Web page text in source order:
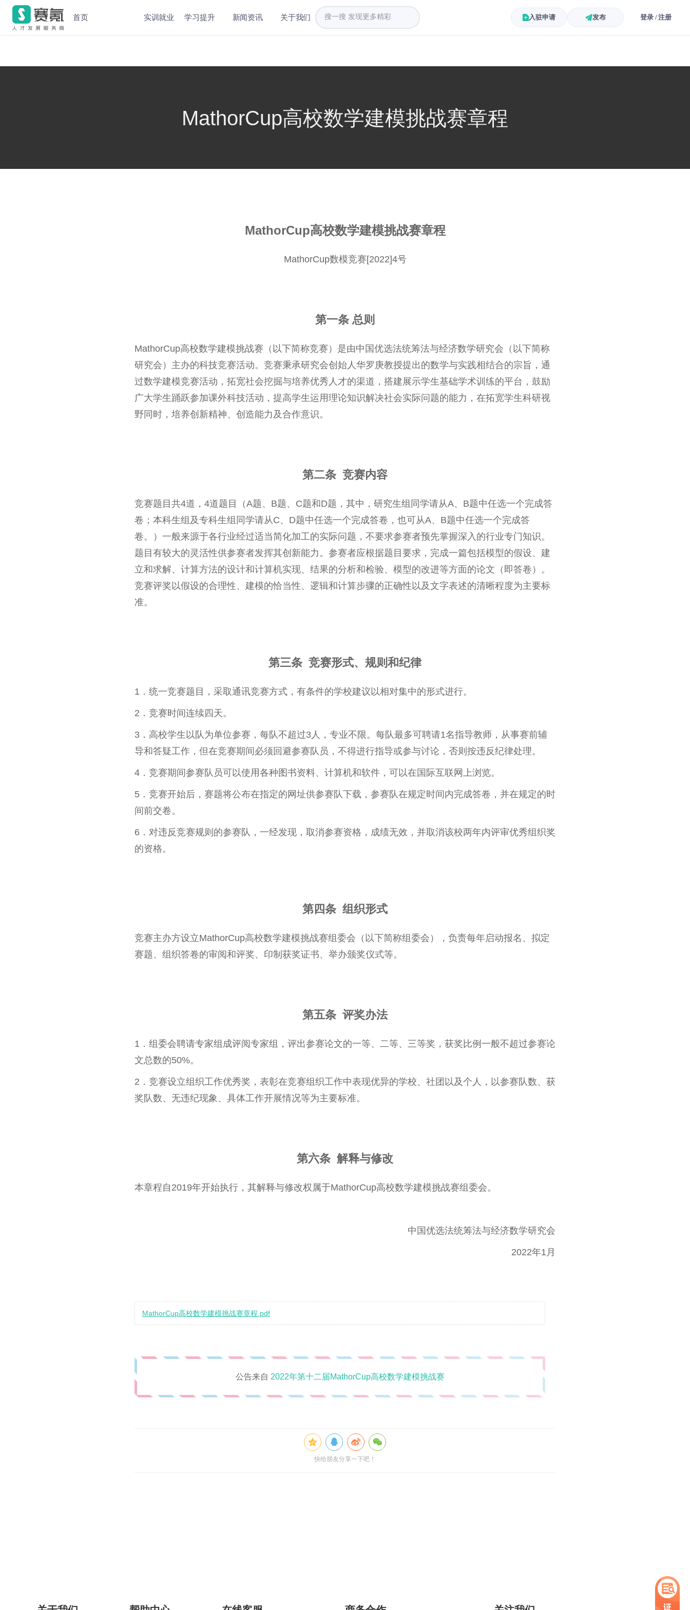
首页 实训就业 学习提升 新闻资讯 关于我们 入驻申请 发布 登录 / 注册
MathorCup高校数学建模挑战赛章程
MathorCup高校数学建模挑战赛章程
MathorCup数模竞赛[2022]4号
第一条 总则
MathorCup高校数学建模挑战赛（以下简称竞赛）是由中国优选法统筹法与经济数学研究会（以下简称
研究会）主办的科技竞赛活动。竞赛秉承研究会创始人华罗庚教授提出的数学与实践相结合的宗旨，通
过数学建模竞赛活动，拓宽社会挖掘与培养优秀人才的渠道，搭建展示学生基础学术训练的平台，鼓励
广大学生踊跃参加课外科技活动，提高学生运用理论知识解决社会实际问题的能力，在拓宽学生科研视
野同时，培养创新精神、创造能力及合作意识。
第二条 竞赛内容
竞赛题目共4道，4道题目（A题、B题、C题和D题，其中，研究生组同学请从A、B题中任选一个完成答
卷；本科生组及专科生组同学请从C、D题中任选一个完成答卷，也可从A、B题中任选一个完成答
卷。）一般来源于各行业经过适当简化加工的实际问题，不要求参赛者预先掌握深入的行业专门知识。
题目有较大的灵活性供参赛者发挥其创新能力。参赛者应根据题目要求，完成一篇包括模型的假设、建
立和求解、计算方法的设计和计算机实现、结果的分析和检验、模型的改进等方面的论文（即答卷）。
竞赛评奖以假设的合理性、建模的恰当性、逻辑和计算步骤的正确性以及文字表述的清晰程度为主要标
准。
第三条 竞赛形式、规则和纪律
1．统一竞赛题目，采取通讯竞赛方式，有条件的学校建议以相对集中的形式进行。
2．竞赛时间连续四天。
3．高校学生以队为单位参赛，每队不超过3人，专业不限。每队最多可聘请1名指导教师，从事赛前辅
导和答疑工作，但在竞赛期间必须回避参赛队员，不得进行指导或参与讨论，否则按违反纪律处理。
4．竞赛期间参赛队员可以使用各种图书资料、计算机和软件，可以在国际互联网上浏览。
5．竞赛开始后，赛题将公布在指定的网址供参赛队下载，参赛队在规定时间内完成答卷，并在规定的时
间前交卷。
6．对违反竞赛规则的参赛队，一经发现，取消参赛资格，成绩无效，并取消该校两年内评审优秀组织奖
的资格。
第四条 组织形式
竞赛主办方设立MathorCup高校数学建模挑战赛组委会（以下简称组委会），负责每年启动报名、拟定
赛题、组织答卷的审阅和评奖、印制获奖证书、举办颁奖仪式等。
第五条 评奖办法
1．组委会聘请专家组成评阅专家组，评出参赛论文的一等、二等、三等奖，获奖比例一般不超过参赛论
文总数的50%。
2．竞赛设立组织工作优秀奖，表彰在竞赛组织工作中表现优异的学校、社团以及个人，以参赛队数、获
奖队数、无违纪现象、具体工作开展情况等为主要标准。
第六条 解释与修改
本章程自2019年开始执行，其解释与修改权属于MathorCup高校数学建模挑战赛组委会。
中国优选法统筹法与经济数学研究会
2022年1月
MathorCup高校数学建模挑战赛章程.pdf
公告来自 2022年第十二届MathorCup高校数学建模挑战赛
快给朋友分享一下吧！